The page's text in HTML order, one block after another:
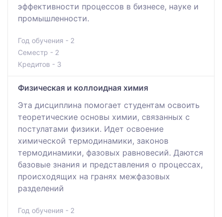
эффективности процессов в бизнесе, науке и
промышленности.
Год обучения - 2
Семестр - 2
Кредитов - 3
Физическая и коллоидная химия
Эта дисциплина помогает студентам освоить
теоретические основы химии, связанных с
постулатами физики. Идет освоение
химической термодинамики, законов
термодинамики, фазовых равновесий. Даются
базовые знания и представления о процессах,
происходящих на гранях межфазовых
разделений
Год обучения - 2